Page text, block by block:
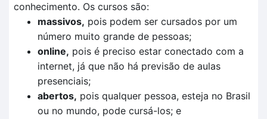
conhecimento. Os cursos são:
massivos, pois podem ser cursados por um
número muito grande de pessoas;
online, pois é preciso estar conectado com a
internet, já que não há previsão de aulas
presenciais;
abertos, pois qualquer pessoa, esteja no Brasil
ou no mundo, pode cursá-los; e